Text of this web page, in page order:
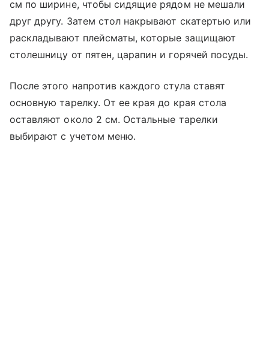
см по ширине, чтобы сидящие рядом не мешали
друг другу. Затем стол накрывают скатертью или
раскладывают плейсматы, которые защищают
столешницу от пятен, царапин и горячей посуды.
После этого напротив каждого стула ставят
основную тарелку. От ее края до края стола
оставляют около 2 см. Остальные тарелки
выбирают с учетом меню.